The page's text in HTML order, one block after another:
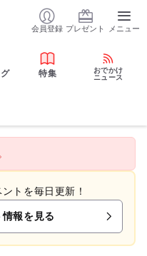
会員登録 プレゼント メニュー
特集
おでかけ
ニュース
トを毎日更新！
報を見る